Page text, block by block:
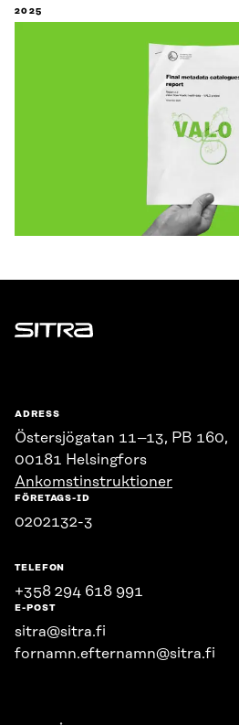
2025
Sitra
ADRESS
Östersjögatan 11–13, PB 160,
00181 Helsingfors
Ankomstinstruktioner
FÖRETAGS-ID
0202132-3
TELEFON
+358 294 618 991
E-POST
sitra@sitra.fi
fornamn.efternamn@sitra.fi